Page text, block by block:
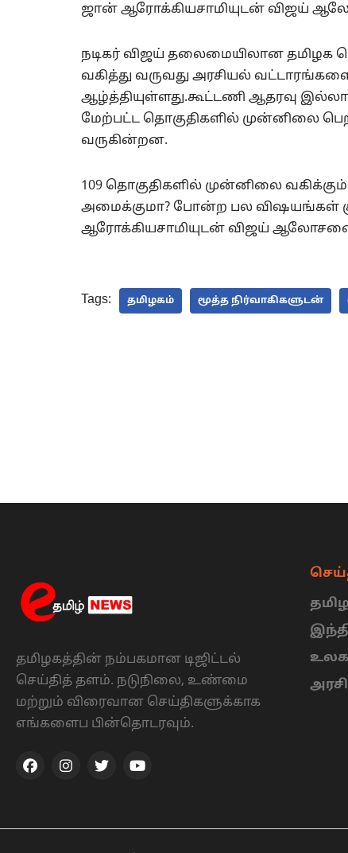
ஜான் ஆரோக்கியசாமியுடன் விஜய்
நடிகர் விஜய் தலைமையிலான தமிழக
வகித்து வருவது அரசியல்
ஆழ்த்தியுள்ளது.கூட்டணி ஆதரவு
மேற்பட்ட தொகுதிகளில் முன்னிலை
வருகின்றன.
109 தொகுதிகளில் முன்னிலை
அமைக்குமா? போன்ற பல விஷயங்கள்
ஆரோக்கியசாமியுடன் விஜய்
Tags: தமிழகம் மூத்த நிர்வாகிகளுடன்
தமிழகத்தின் நம்பகமான டிஜிட்டல்
செய்தித் தளம். நடுநிலை, உண்மை
மற்றும் விரைவான செய்திகளுக்காக
எங்களைப பின்தொடரவும்.